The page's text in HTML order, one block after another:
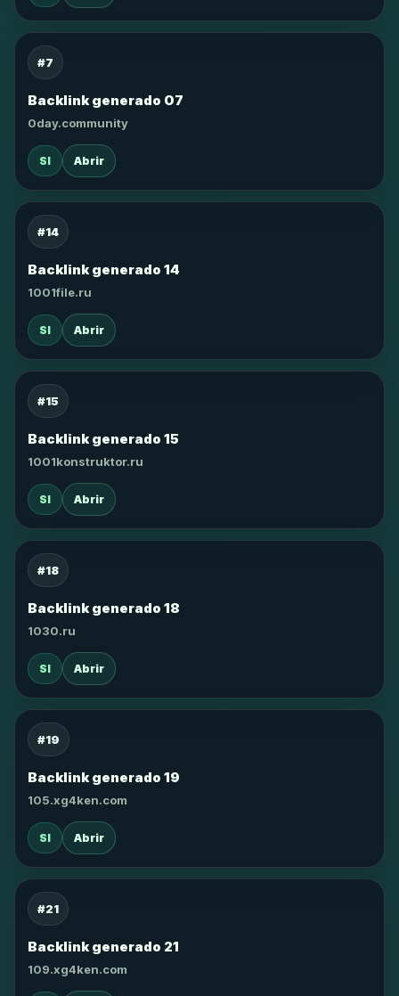
#7
Backlink generado 07
0day.community
SI Abrir
#14
Backlink generado 14
1001file.ru
SI Abrir
#15
Backlink generado 15
1001konstruktor.ru
SI Abrir
#18
Backlink generado 18
1030.ru
SI Abrir
#19
Backlink generado 19
105.xg4ken.com
SI Abrir
#21
Backlink generado 21
109.xg4ken.com